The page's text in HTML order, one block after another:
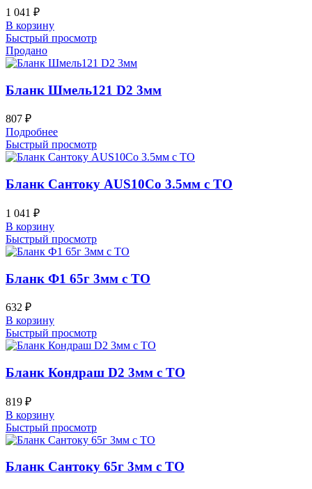
1 041 ₽
В корзину
Быстрый просмотр
Продано
Бланк Шмель121 D2 3мм
807 ₽
Подробнее
Быстрый просмотр
Бланк Сантоку AUS10Co 3.5мм с ТО
1 041 ₽
В корзину
Быстрый просмотр
Бланк Ф1 65г 3мм с ТО
632 ₽
В корзину
Быстрый просмотр
Бланк Кондраш D2 3мм с ТО
819 ₽
В корзину
Быстрый просмотр
Бланк Сантоку 65г 3мм с ТО